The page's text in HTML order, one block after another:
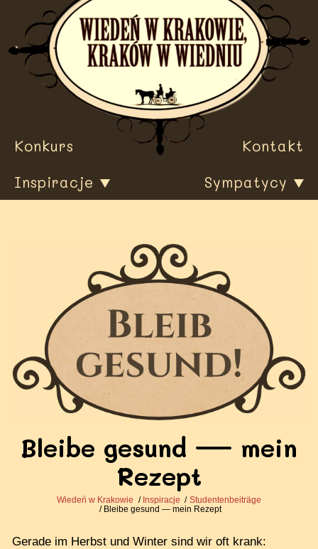
treści
Konkurs
Inspiracje
Sympatycy
Kontakt
Bleibe gesund — mein
Rezept
Wiedeń w Krakowie Inspiracje
Studentenbeiträge
Bleibe gesund — mein Rezept
Gerade im Herbst und Winter sind wir oft krank: